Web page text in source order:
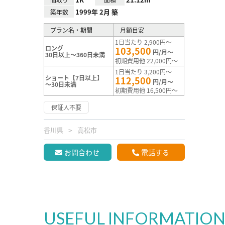
築年数 1999年 2月 築
プラン名・期間 月額目安
ロング
30日以上～360日未満
1日当たり 2,900円～
103,500 円/月～
初期費用他 22,000円～
ショート【7日以上】
～30日未満
1日当たり 3,200円～
112,500 円/月～
初期費用他 16,500円～
保証人不要
香川県 高松市
お問合わせ 電話する
USEFUL INFORMATION